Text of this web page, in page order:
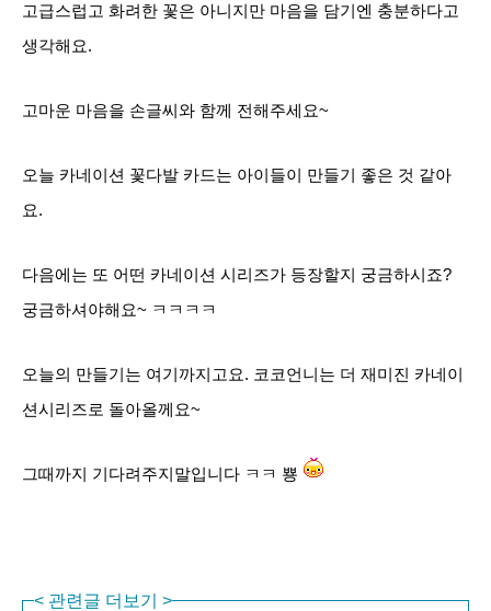
고급스럽고 화려한 꽃은 아니지만 마음을 담기엔 충분하다고
생각해요.
고마운 마음을 손글씨와 함께 전해주세요~
오늘 카네이션 꽃다발 카드는 아이들이 만들기 좋은 것 같아
요.
다음에는 또 어떤 카네이션 시리즈가 등장할지 궁금하시죠?
궁금하셔야해요~ ㅋㅋㅋㅋ
오늘의 만들기는 여기까지고요. 코코언니는 더 재미진 카네이
션시리즈로 돌아올께요~
그때까지 기다려주지말입니다 ㅋㅋ 뿅
< 관련글 더보기 >